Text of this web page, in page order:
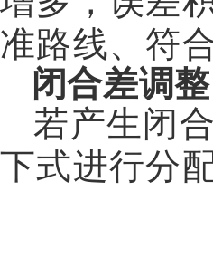
准路线、符
闭合差调整
若产生闭
下式进行分配